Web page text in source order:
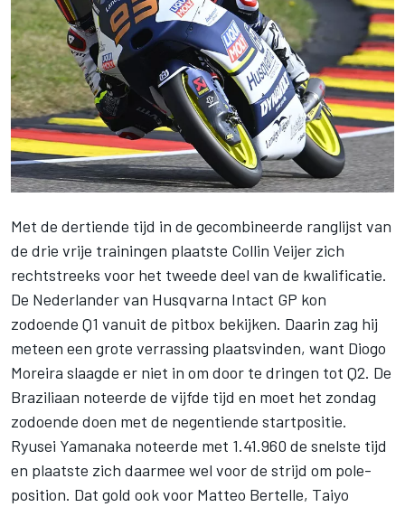
Met de dertiende tijd in de gecombineerde ranglijst van
de drie vrije trainingen plaatste Collin Veijer zich
rechtstreeks voor het tweede deel van de kwalificatie.
De Nederlander van Husqvarna Intact GP kon
zodoende Q1 vanuit de pitbox bekijken. Daarin zag hij
meteen een grote verrassing plaatsvinden, want Diogo
Moreira slaagde er niet in om door te dringen tot Q2. De
Braziliaan noteerde de vijfde tijd en moet het zondag
zodoende doen met de negentiende startpositie.
Ryusei Yamanaka noteerde met 1.41.960 de snelste tijd
en plaatste zich daarmee wel voor de strijd om pole-
position. Dat gold ook voor Matteo Bertelle, Taiyo